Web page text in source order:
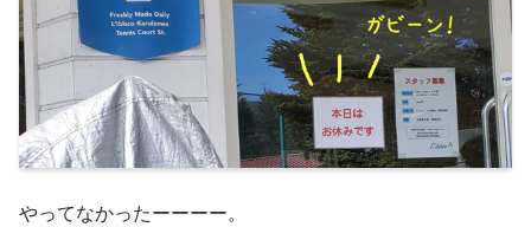
やってなかったーーーー。